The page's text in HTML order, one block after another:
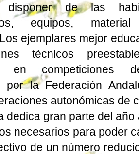
de las
equipos,
ejemplares mejor
técnicos
en competiciones
por la Federación
autonómicas de
dedica gran parte del
necesarios para poder
de un número